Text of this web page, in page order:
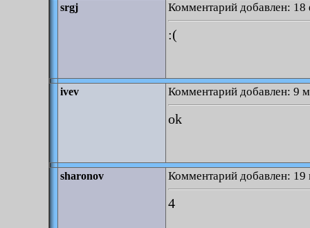
srgj Комментарий добавлен: 18
:(
ivev Комментарий добавлен: 9
ok
sharonov Комментарий добавлен: 19
4